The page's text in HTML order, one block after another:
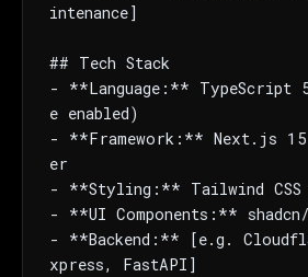
intenance]
## Tech Stack
- **Language:**
e enabled)
- **Framework:** Next.js 15
er
- **Styling:** Tailwind CSS
- **UI Components:**
- **Backend:** [e.g.
xpress, FastAPI]